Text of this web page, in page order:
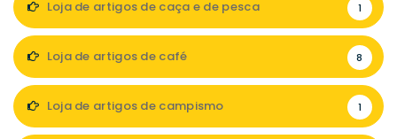
Loja de artigos de caça e de pesca 1
Loja de artigos de café 8
Loja de artigos de campismo 1